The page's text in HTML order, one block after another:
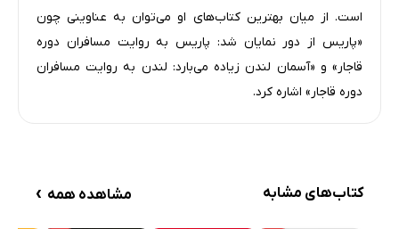
است. از میان بهترین کتاب‌های او می‌توان به عناوینی چون
«پاریس از دور نمایان شد: پاریس به روایت مسافران دوره
قاجار» و «آسمان لندن زیاده می‌بارد: لندن به روایت مسافران
دوره قاجار» اشاره کرد.
کتاب‌های مشابه مشاهده همه ›